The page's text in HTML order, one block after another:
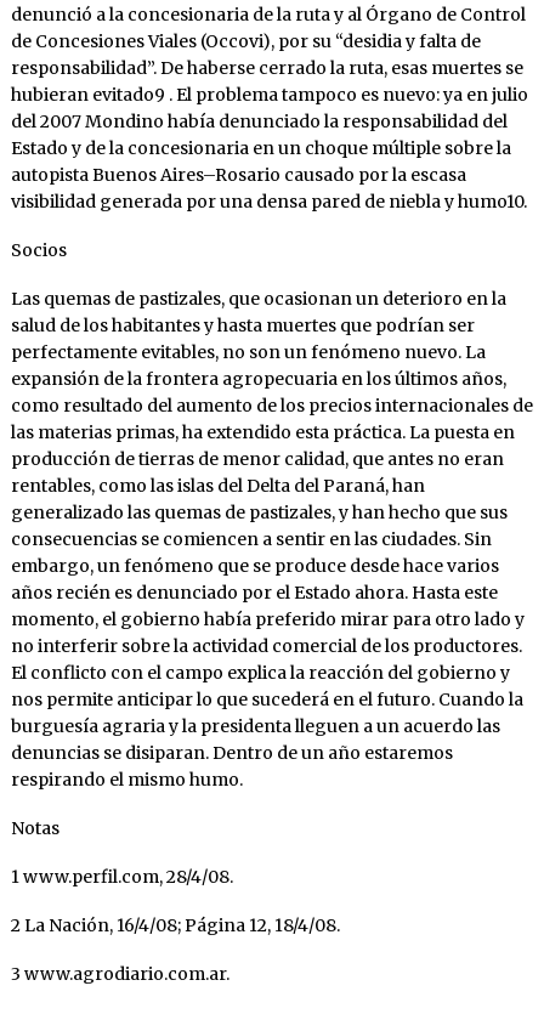
denunció a la concesionaria de la ruta y al Órgano de Control
de Concesiones Viales (Occovi), por su “desidia y falta de
responsabilidad”. De haberse cerrado la ruta, esas muertes se
hubieran evitado9 . El problema tampoco es nuevo: ya en julio
del 2007 Mondino había denunciado la responsabilidad del
Estado y de la concesionaria en un choque múltiple sobre la
autopista Buenos Aires–Rosario causado por la escasa
visibilidad generada por una densa pared de niebla y humo10.
Socios
Las quemas de pastizales, que ocasionan un deterioro en la
salud de los habitantes y hasta muertes que podrían ser
perfectamente evitables, no son un fenómeno nuevo. La
expansión de la frontera agropecuaria en los últimos años,
como resultado del aumento de los precios internacionales de
las materias primas, ha extendido esta práctica. La puesta en
producción de tierras de menor calidad, que antes no eran
rentables, como las islas del Delta del Paraná, han
generalizado las quemas de pastizales, y han hecho que sus
consecuencias se comiencen a sentir en las ciudades. Sin
embargo, un fenómeno que se produce desde hace varios
años recién es denunciado por el Estado ahora. Hasta este
momento, el gobierno había preferido mirar para otro lado y
no interferir sobre la actividad comercial de los productores.
El conflicto con el campo explica la reacción del gobierno y
nos permite anticipar lo que sucederá en el futuro. Cuando la
burguesía agraria y la presidenta lleguen a un acuerdo las
denuncias se disiparan. Dentro de un año estaremos
respirando el mismo humo.
Notas
1 www.perfil.com, 28/4/08.
2 La Nación, 16/4/08; Página 12, 18/4/08.
3 www.agrodiario.com.ar.